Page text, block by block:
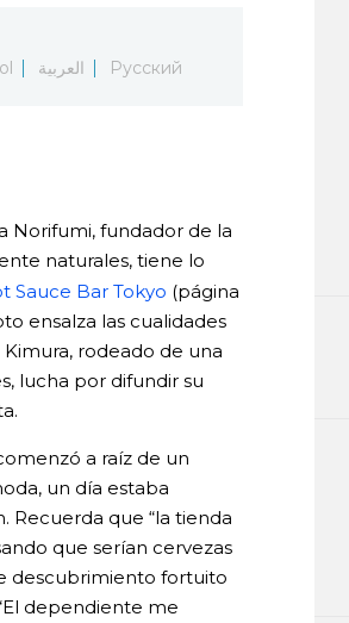
العربية Русский
Norifumi, fundador de la
naturales, tiene lo
Sauce Bar Tokyo (página
ensalza las cualidades
rodeado de una
lucha por difundir su
a raíz de un
un día estaba
Recuerda que “la tienda
que serían cervezas
descubrimiento fortuito
dependiente me